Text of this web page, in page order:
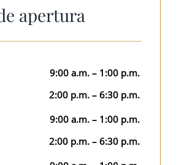
apertura
9:00 a.m. – 1:00 p.m.
2:00 p.m. – 6:30 p.m.
9:00 a.m. – 1:00 p.m.
2:00 p.m. – 6:30 p.m.